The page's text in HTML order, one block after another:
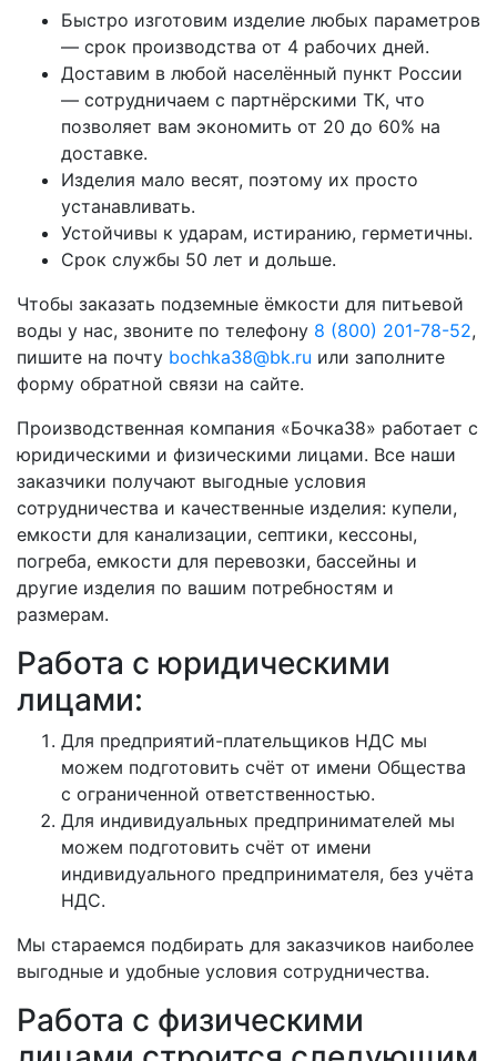
Быстро изготовим изделие любых параметров
— срок производства от 4 рабочих дней.
Доставим в любой населённый пункт России
— сотрудничаем с партнёрскими ТК, что
позволяет вам экономить от 20 до 60% на
доставке.
Изделия мало весят, поэтому их просто
устанавливать.
Устойчивы к ударам, истиранию, герметичны.
Срок службы 50 лет и дольше.
Чтобы заказать подземные ёмкости для питьевой
воды у нас, звоните по телефону 8 (800) 201-78-52,
пишите на почту bochka38@bk.ru или заполните
форму обратной связи на сайте.
Производственная компания «Бочка38» работает с
юридическими и физическими лицами. Все наши
заказчики получают выгодные условия
сотрудничества и качественные изделия: купели,
емкости для канализации, септики, кессоны,
погреба, емкости для перевозки, бассейны и
другие изделия по вашим потребностям и
размерам.
Работа с юридическими
лицами:
Для предприятий-плательщиков НДС мы
можем подготовить счёт от имени Общества
с ограниченной ответственностью.
Для индивидуальных предпринимателей мы
можем подготовить счёт от имени
индивидуального предпринимателя, без учёта
НДС.
Мы стараемся подбирать для заказчиков наиболее
выгодные и удобные условия сотрудничества.
Работа с физическими